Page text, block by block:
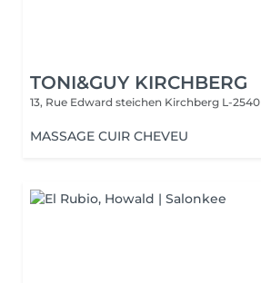
TONI&GUY KIRCHBERG
13, Rue Edward steichen Kirchberg L-2540
MASSAGE CUIR CHEVEU